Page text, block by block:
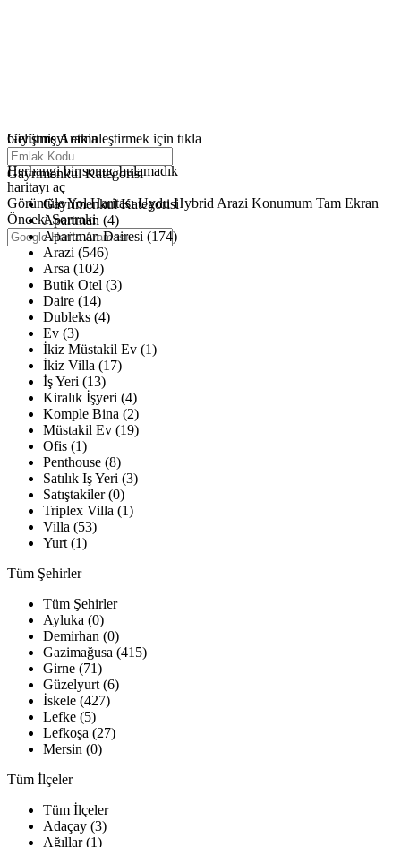
büyütmeyi etkinleştirmek için tıkla
Haritalar yükleniyor
Herhangi bir sonuç bulamadık
haritayı aç
GörüntüleYol Haritası Uydu Hybrid Arazi Konumum Tam Ekran
Önceki Sonraki
Gelişmiş Arama
Gayrimenkul Kategorisi
Gayrimenkul Kategorisi
Apartman (4)
Apartman Dairesi (174)
Arazi (546)
Arsa (102)
Butik Otel (3)
Daire (14)
Dubleks (4)
Ev (3)
İkiz Müstakil Ev (1)
İkiz Villa (17)
İş Yeri (13)
Kiralık İşyeri (4)
Komple Bina (2)
Müstakil Ev (19)
Ofis (1)
Penthouse (8)
Satılık Iş Yeri (3)
Satıştakiler (0)
Triplex Villa (1)
Villa (53)
Yurt (1)
Tüm Şehirler
Tüm Şehirler
Ayluka (0)
Demirhan (0)
Gazimağusa (415)
Girne (71)
Güzelyurt (6)
İskele (427)
Lefke (5)
Lefkoşa (27)
Mersin (0)
Tüm İlçeler
Tüm İlçeler
Adaçay (3)
Ağıllar (1)